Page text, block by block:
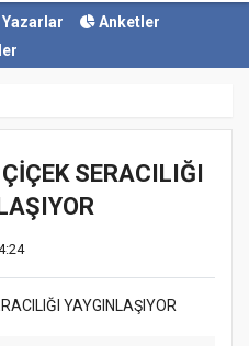
Yazarlar
Anketler
SERACILIĞI